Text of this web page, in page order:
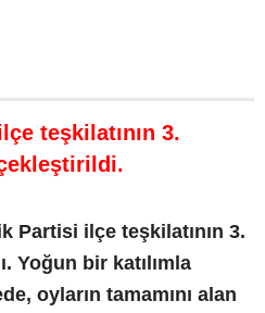
teşkilatının 3.
Partisi ilçe teşkilatının 3.
Yoğun bir katılımla
oyların tamamını alan